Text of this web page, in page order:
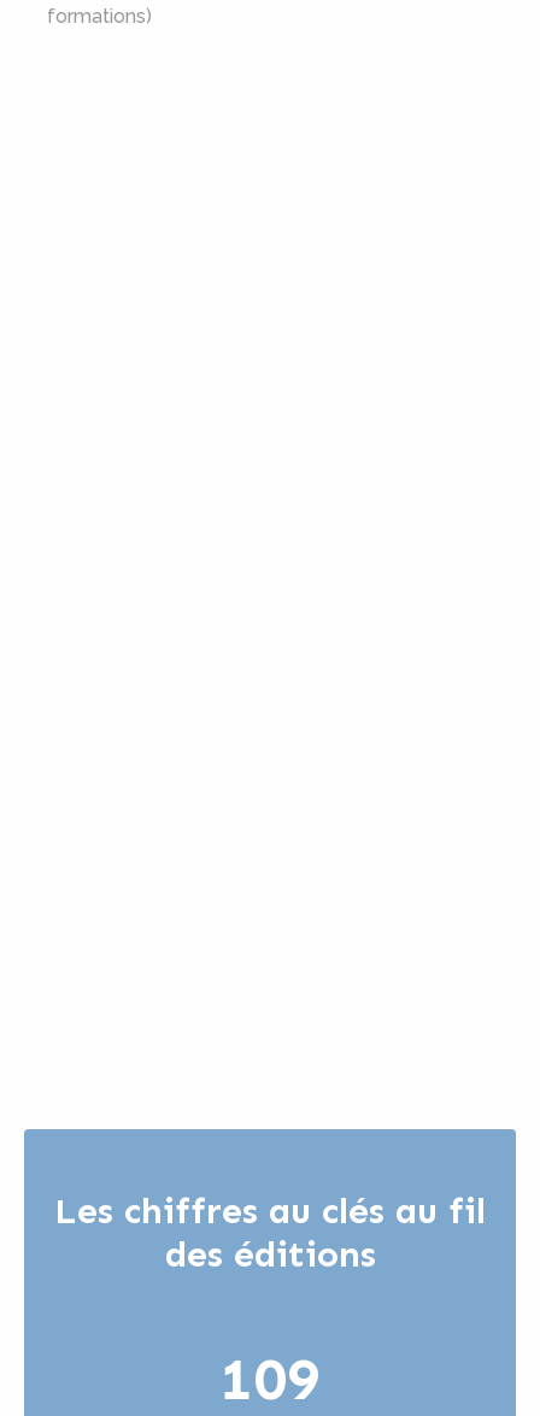
formations)
Les chiffres au clés au fil
des éditions
109